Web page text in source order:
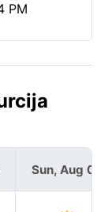
PM
Sun, Aug 09